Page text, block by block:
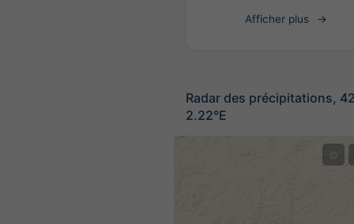
Afficher plus
Radar des précipitations,
2.22°E
©